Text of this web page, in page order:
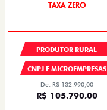
TAXA ZERO
PRODUTOR RURAL
CNPJ E MICROEMPRESAS
De: R$ 132.990,00
R$ 105.790,00